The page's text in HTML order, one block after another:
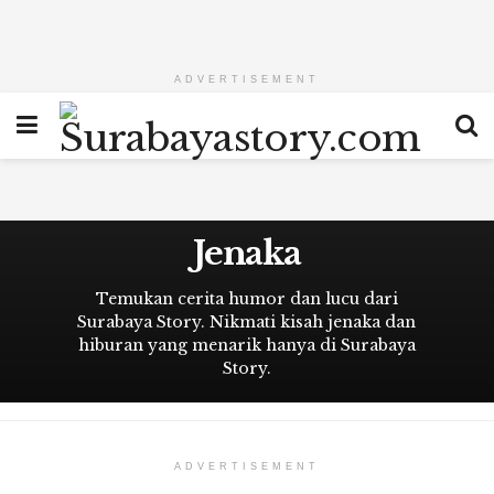
ADVERTISEMENT
Jenaka
Temukan cerita humor dan lucu dari
Surabaya Story. Nikmati kisah jenaka dan
hiburan yang menarik hanya di Surabaya
Story.
ADVERTISEMENT